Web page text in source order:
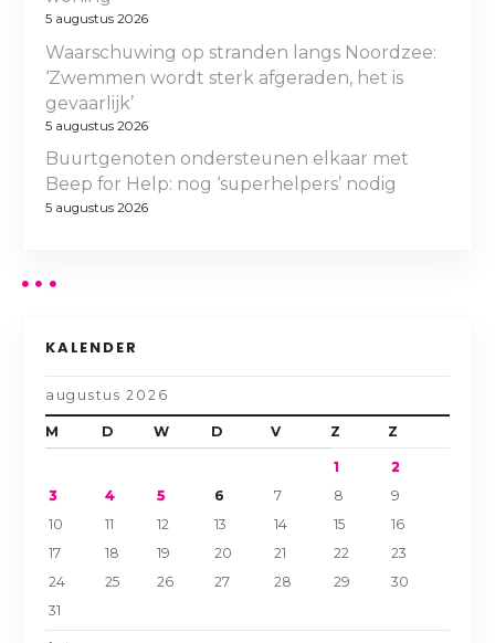
5 augustus 2026
Waarschuwing op stranden langs Noordzee:
‘Zwemmen wordt sterk afgeraden, het is
gevaarlijk’
5 augustus 2026
Buurtgenoten ondersteunen elkaar met
Beep for Help: nog ‘superhelpers’ nodig
5 augustus 2026
KALENDER
augustus 2026
M D W D V Z Z
1
2
3
4 5 6 7 8
9
10
11 12 13 14 15
16
17
18 19 20 21 22
23
24
25 26 27 28 29
30
31